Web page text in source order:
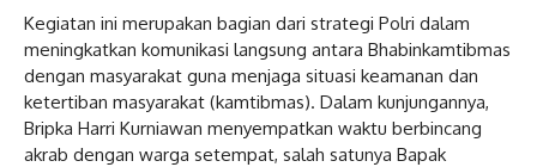
Kegiatan ini merupakan bagian dari strategi Polri dalam
meningkatkan komunikasi langsung antara Bhabinkamtibmas
dengan masyarakat guna menjaga situasi keamanan dan
ketertiban masyarakat (kamtibmas). Dalam kunjungannya,
Bripka Harri Kurniawan menyempatkan waktu berbincang
akrab dengan warga setempat, salah satunya Bapak